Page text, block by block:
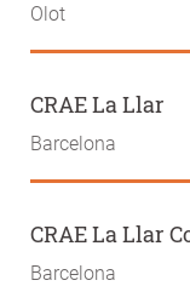
Olot
CRAE La Llar
Barcelona
CRAE La Llar
Barcelona